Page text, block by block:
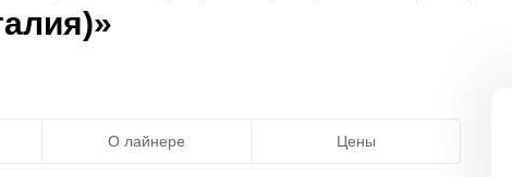
О лайнере Цены